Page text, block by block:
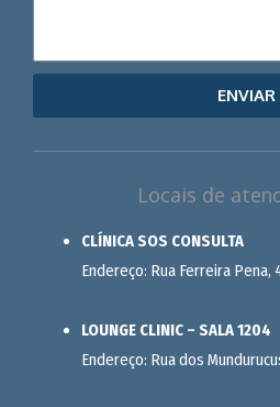
ENVIAR
Locais de
CLÍNICA SOS CONSULTA
Endereço: Rua Ferreira Pena,
LOUNGE CLINIC – SALA 1204
Endereço: Rua dos